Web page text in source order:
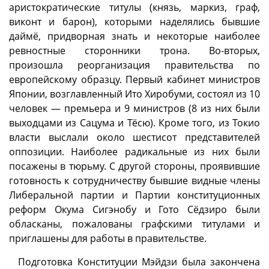
аристократические титулы (князь, маркиз, граф,
виконт и барон), которыми наделялись бывшие
даймё, придворная знать и некоторые наиболее
ревностные сторонники трона. Во-вторых,
произошла реорганизация правительства по
европейскому образцу. Первый кабинет министров
Японии, возглавленный Ито Хиробуми, состоял из 10
человек — премьера и 9 министров (8 из них были
выходцами из Сацума и Тёсю). Кроме того, из Токио
власти выслали около шестисот представителей
оппозиции. Наиболее радикальные из них были
посажены в тюрьму. С другой стороны, проявившие
готовность к сотрудничеству бывшие видные члены
Либеральной партии и Партии конституционных
реформ Окума Сигэнобу и Гото Сёдзиро были
обласканы, пожалованы графскими титулами и
приглашены для работы в правительстве.
Подготовка Конституции Мэйдзи была закончена